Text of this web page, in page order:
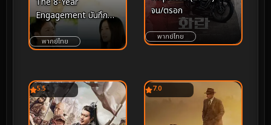
Engagement บันทึก
น้ำตารัก 8 ปี (2017)
พากย์ไทย
จน/ตรอก
พากย์ไทย
5.5 7.0